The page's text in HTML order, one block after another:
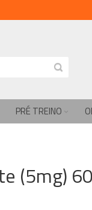
PRÉ TREINO
(5mg)